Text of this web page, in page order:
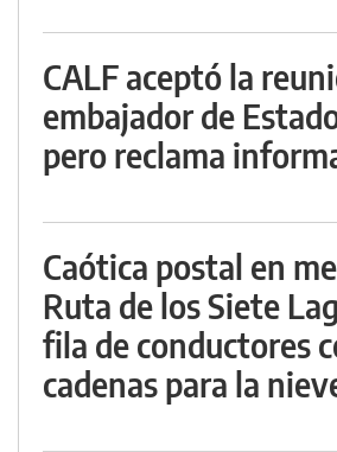
CALF aceptó la
embajador de
pero reclama
Caótica postal en
Ruta de los Siete
fila de conductores
cadenas para la